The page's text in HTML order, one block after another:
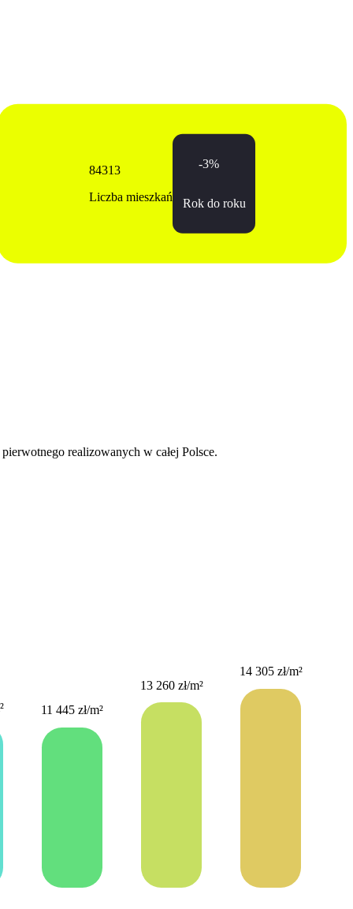
84313
Liczba mieszkań
-3%
Rok do roku
realizowanych w całej Polsce.
11 445 zł/m²
13 260 zł/m²
14 305 zł/m²